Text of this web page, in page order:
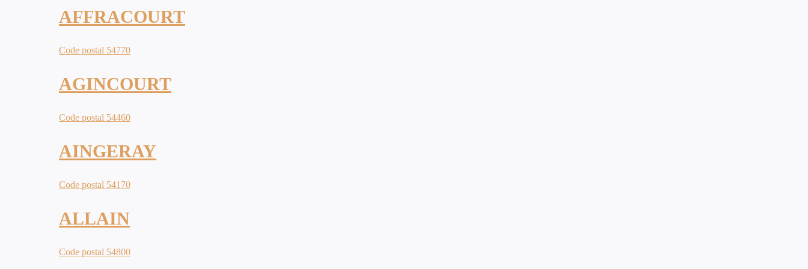
AFFRACOURT
Code postal 54770
AGINCOURT
Code postal 54460
AINGERAY
Code postal 54170
ALLAIN
Code postal 54800